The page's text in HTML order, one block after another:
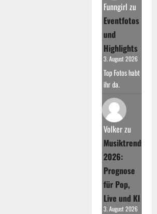
Funngirl zu
Eventfotos
und
Highlights
3. August 2026
Top Fotos habt
ihr da.
Volkerzu
Musiktrends
2026:
Prognose
für Pop,
Live und KI
3. August 2026